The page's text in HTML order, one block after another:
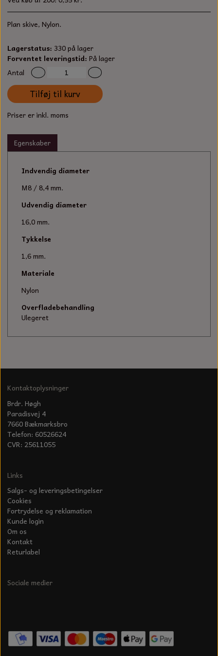
FORANKRING
DYBEL
OLIE TIL SMÅMOTORER & HAVEMASKINER
TÆNDRØR
SPÆNDEBÅND
BENSINSLANGE OG FILTRE
UNIVERSAL KABLER OG TILBEHØR
UNIVERSAL REMSKIVER OG STYRERULLER
SMERGELLÆRRED
GAVEKORT
STIKSAV KLINGER
KNIVE OG TILBEHØR
ARBEJDSLYS
MEJSLER
Plan skive, Nylon.
Lagerstatus: 330 på lager
Forventet leveringstid: På lager
Antal
Tilføj til kurv
Priser er inkl. moms
Egenskaber
Indvendig diameter
M8 / 8,4 mm.
Udvendig diameter
16,0 mm.
Tykkelse
1,6 mm.
Materiale
Nylon
Overfladebehandling
Ulegeret
Kontaktoplysninger
Brdr. Høgh
Paradisvej 4
7660 Bækmarksbro
Telefon: 60526624
CVR: 25611055
Links
Salgs- og leveringsbetingelser
Cookies
Fortrydelse og reklamation
Kunde login
Om os
Kontakt
Returlabel
Sociale medier